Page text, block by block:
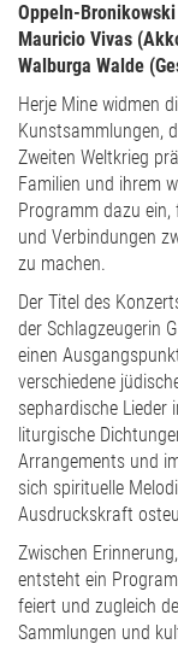
Oppeln-
Mauricio Vivas
Walburga Walde
Herje Mine widmen
Kunstsammlungen,
Zweiten Weltkrieg
Familien und ihrem
Programm dazu
und Verbindungen
zu machen.
Der Titel des
der Schlagzeugerin
einen
verschiedene
sephardische Lieder
liturgische
Arrangements und
sich spirituelle
Ausdruckskraft
Zwischen
entsteht ein
feiert und zugleich
Sammlungen und